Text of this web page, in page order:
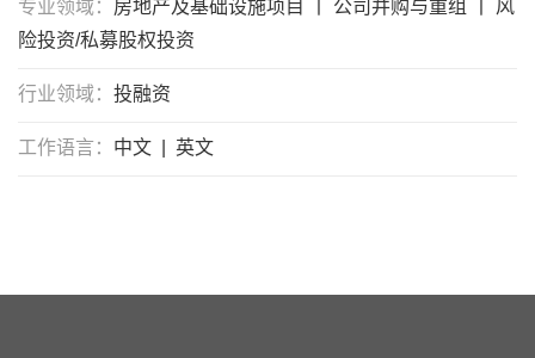
专业领域： 房地产及基础设施项目 丨 公司并购与重组 丨 风
险投资/私募股权投资
行业领域： 投融资
工作语言： 中文 | 英文